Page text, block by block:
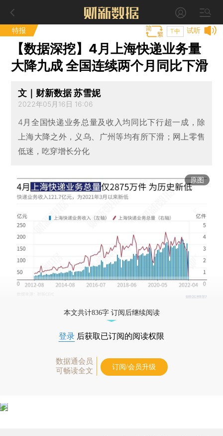
特报 试听
T中
【数据深挖】4月上海快递业务量
大降九成 全国连续两个月同比下滑
文｜财新数据 苏雪妮
2022年05月16日 16:06
4月全国快递业务总量及收入均同比下行超一成，除
上海大降之外，义乌、广州等均有所下滑；网上零售
低迷，吃穿增长分化
原图
本文共计836字 订阅后继续阅读
登录 后获取已订阅的阅读权限
数据通会员
可畅读全文
订阅/会员升级